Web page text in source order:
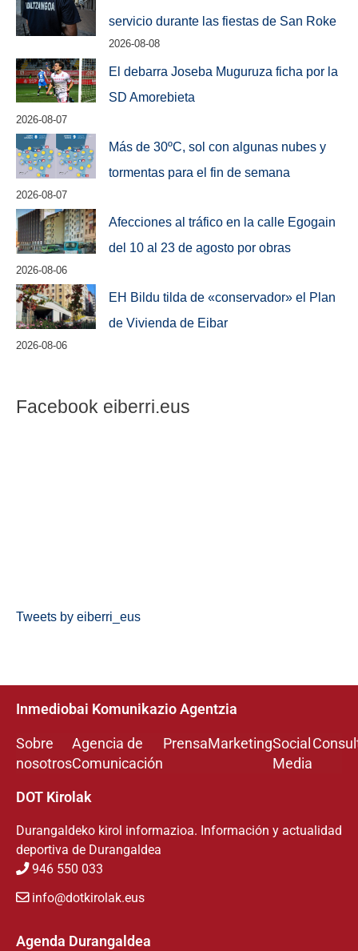
servicio durante las fiestas de San Roke
2026-08-08
El debarra Joseba Muguruza ficha por la
SD Amorebieta
2026-08-07
Más de 30ºC, sol con algunas nubes y
tormentas para el fin de semana
2026-08-07
Afecciones al tráfico en la calle Egogain
del 10 al 23 de agosto por obras
2026-08-06
EH Bildu tilda de «conservador» el Plan
de Vivienda de Eibar
2026-08-06
Facebook eiberri.eus
Tweets by eiberri_eus
Inmediobai Komunikazio Agentzia
Sobre
nosotros
Agencia de
Comunicación
PrensaMarketingSocial
Media
DOT Kirolak
Durangaldeko kirol informazioa. Información y actualidad
deportiva de Durangaldea
946 550 033
info@dotkirolak.eus
Agenda Durangaldea